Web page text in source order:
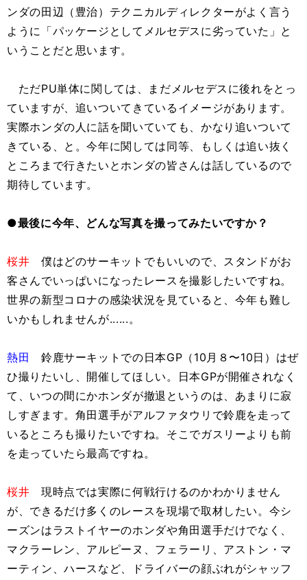
ンダの田辺（豊治）テクニカルディレクターがよく言う
ように「パッケージとしてメルセデスに劣っていた」と
いうことだと思います。
ただPU単体に関しては、まだメルセデスに後れをとっ
ていますが、追いついてきているイメージがあります。
実際ホンダの人に話を聞いていても、かなり追いついて
きている、と。今年に関しては同等、もしくは追い抜く
ところまで行きたいとホンダの皆さんは話しているので
期待しています。
●最後に今年、どんな写真を撮ってみたいですか？
桜井 僕はどのサーキットでもいいので、スタンドがお
客さんでいっぱいになったレースを撮影したいですね。
世界の新型コロナの感染状況を見ていると、今年も難し
いかもしれませんが......。
熱田
鈴鹿サーキットでの日本GP（10月８〜10日）はぜ
ひ撮りたいし、開催してほしい。日本GPが開催されなく
て、いつの間にかホンダが撤退というのは、あまりに寂
しすぎます。角田選手がアルファタウリで鈴鹿を走って
いるところも撮りたいですね。そこでガスリーよりも前
を走っていたら最高ですね。
桜井 現時点では実際に何戦行けるのかわかりません
が、できるだけ多くのレースを現場で取材したい。今シ
ーズンはラストイヤーのホンダや角田選手だけでなく、
マクラーレン、アルピーヌ、フェラーリ、アストン・マ
ーティン、ハースなど、ドライバーの顔ぶれがシャッフ